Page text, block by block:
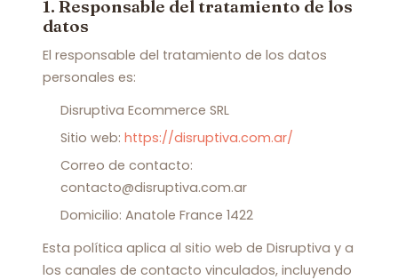
1. Responsable del tratamiento de los
datos
El responsable del tratamiento de los datos
personales es:
Disruptiva Ecommerce SRL
Sitio web: https://disruptiva.com.ar/
Correo de contacto:
contacto@disruptiva.com.ar
Domicilio: Anatole France 1422
Esta política aplica al sitio web de Disruptiva y a
los canales de contacto vinculados, incluyendo